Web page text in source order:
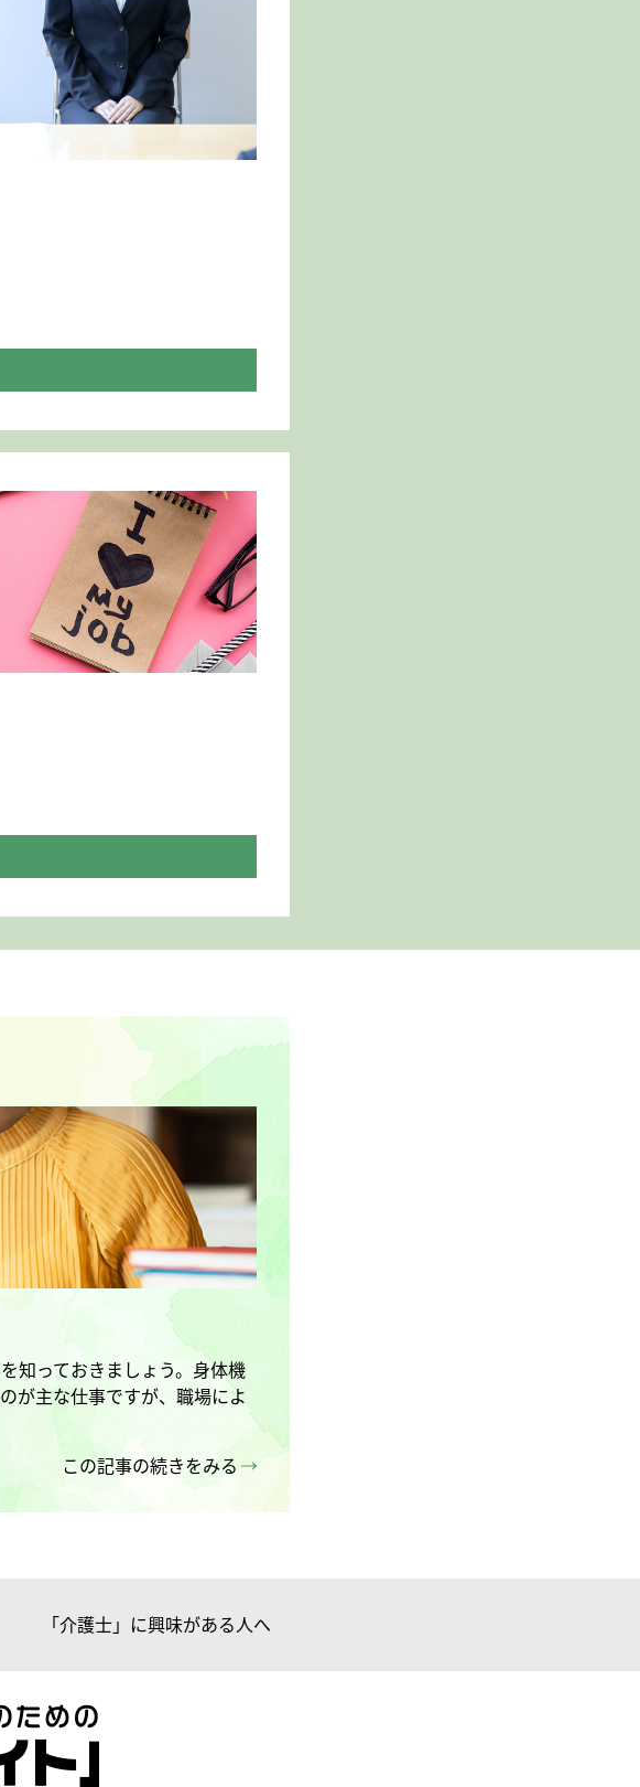
知っておきましょう。身体機
が主な仕事ですが、職場によ
この記事の続きをみる
「介護士」に興味がある人へ